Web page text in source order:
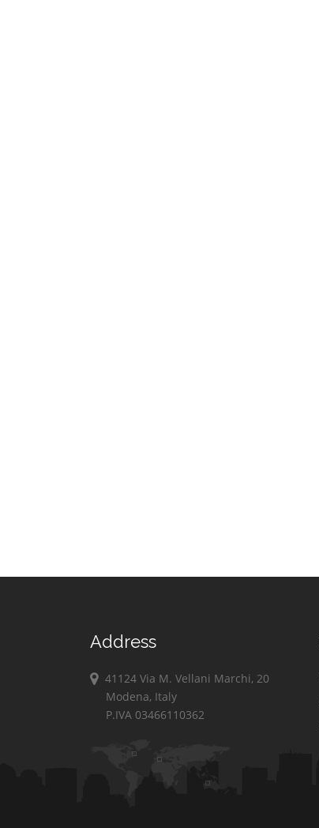
Address
41124 Via M. Vellani Marchi, 20
Modena, Italy
P.IVA 03466110362